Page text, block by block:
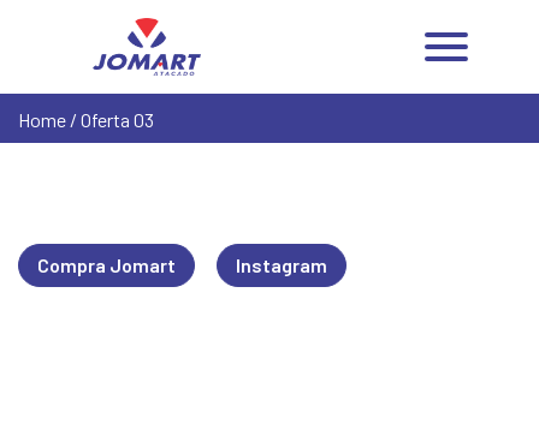
Home / Oferta 03
Compra Jomart Instagram